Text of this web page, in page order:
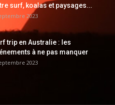
surf, koalas et paysages...
2023
trip en Australie : les
à ne pas manquer
2023